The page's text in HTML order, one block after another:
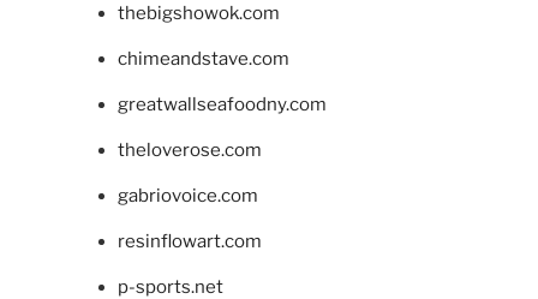
thebigshowok.com
chimeandstave.com
greatwallseafoodny.com
theloverose.com
gabriovoice.com
resinflowart.com
p-sports.net